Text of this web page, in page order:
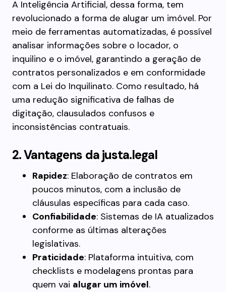
A Inteligência Artificial, dessa forma, tem
revolucionado a forma de alugar um imóvel. Por
meio de ferramentas automatizadas, é possível
analisar informações sobre o locador, o
inquilino e o imóvel, garantindo a geração de
contratos personalizados e em conformidade
com a Lei do Inquilinato. Como resultado, há
uma redução significativa de falhas de
digitação, clausulados confusos e
inconsistências contratuais.
2. Vantagens da justa.legal
Rapidez: Elaboração de contratos em
poucos minutos, com a inclusão de
cláusulas específicas para cada caso.
Confiabilidade: Sistemas de IA atualizados
conforme as últimas alterações
legislativas.
Praticidade: Plataforma intuitiva, com
checklists e modelagens prontas para
quem vai alugar um imóvel.